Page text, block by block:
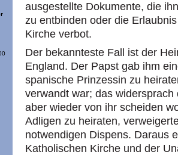
ausgestellte Dokumente, die
zu entbinden oder die
Kirche verbot.
Der bekannteste Fall ist der
England. Der Papst gab ihm
spanische Prinzessin zu
verwandt war; das
aber wieder von ihr scheiden
Adligen zu heiraten,
notwendigen Dispens. Daraus
Katholischen Kirche und der